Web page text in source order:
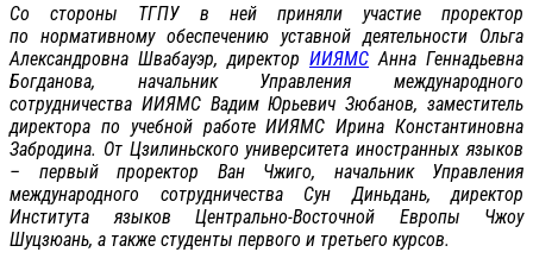
Со стороны ТГПУ в ней приняли участие проректор
по нормативному обеспечению уставной деятельности Ольга
Александровна Швабауэр, директор ИИЯМС Анна Геннадьевна
Богданова, начальник Управления международного
сотрудничества ИИЯМС Вадим Юрьевич Зюбанов, заместитель
директора по учебной работе ИИЯМС Ирина Константиновна
Забродина. От Цзилиньского университета иностранных языков
– первый проректор Ван Чжиго, начальник Управления
международного сотрудничества Сун Диньдань, директор
Института языков Центрально-Восточной Европы Чжоу
Шуцзюань, а также студенты первого и третьего курсов.